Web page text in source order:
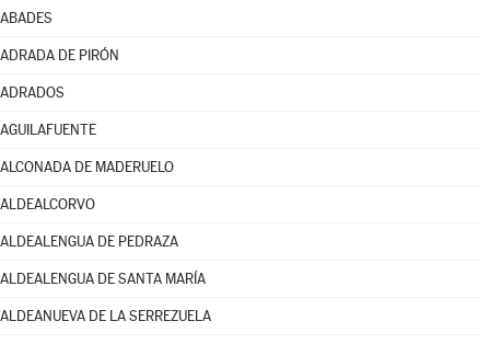
ABADES
ADRADA DE PIRÓN
ADRADOS
AGUILAFUENTE
ALCONADA DE MADERUELO
ALDEALCORVO
ALDEALENGUA DE PEDRAZA
ALDEALENGUA DE SANTA MARÍA
ALDEANUEVA DE LA SERREZUELA